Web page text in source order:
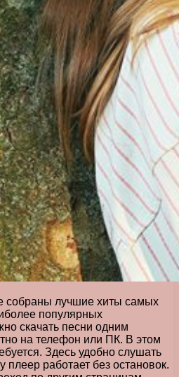
собраны лучшие хиты самых
популярных
скачать песни одним
на телефон или ПК. В этом
Здесь удобно слушать
плеер работает без остановок.